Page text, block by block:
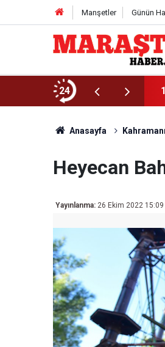
Manşetler Günün
24
Son Gün 7 Ağustos
Anasayfa
Heyecan
Yayınlanma: 26 Ekim 2022 15:09